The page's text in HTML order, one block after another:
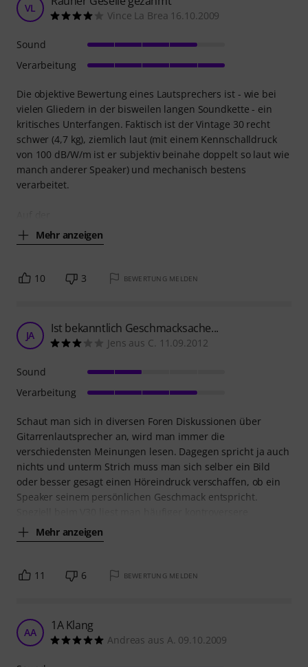
VL
Vince La Brea 16.10.2009
Die objektive Bewertung eines Lautsprechers ist - wie bei
vielen Gliedern in der bisweilen langen Soundkette - ein
kritisches Unterfangen. Faktisch ist der Vintage 30 recht
schwer (4,7 kg), ziemlich laut (mit einem Kennschalldruck
von 100 dB/W/m ist er subjektiv beinahe doppelt so laut wie
manch anderer Speaker) und mechanisch bestens
verarbeitet.
Mehr anzeigen
Sound
Verarbeitung
10 3 BEWERTUNG MELDEN
JA Ist bekanntlich Geschmacksache...
Jens aus C. 11.09.2012
Schaut man sich in diversen Foren Diskussionen über
Gitarrenlautsprecher an, wird man immer die
verschiedensten Meinungen lesen. Dagegen spricht ja auch
nichts und unterm Strich muss man sich selber ein Bild
oder besser gesagt einen Höreindruck verschaffen, ob ein
Speaker seinem persönlichen Geschmack entspricht.
Mehr anzeigen
Sound
Verarbeitung
11 6 BEWERTUNG MELDEN
AA 1A Klang
Andreas aus A. 09.10.2009